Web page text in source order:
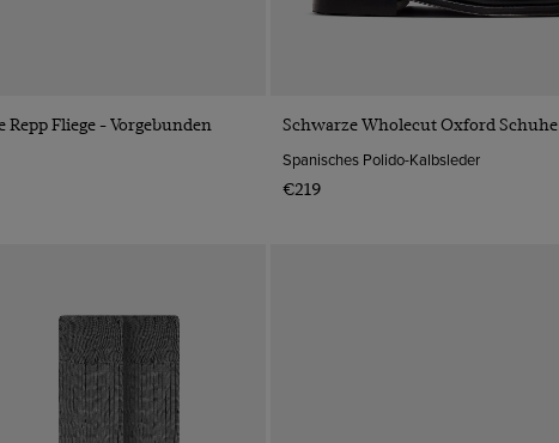
VORSCHAU
Repp Fliege - Vorgebunden VORSCHAU
Schwarze Wholecut Oxford Schuhe
Spanisches Polido-Kalbsleder
€219